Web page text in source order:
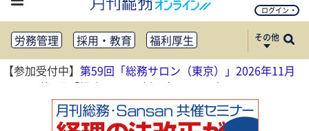
ログイン
労務管理 採用・教育
福利厚生
健康経営
働き方改革
法務・コンプライアンス
リスクマネジメント・BCP
社外・社内広報
その他
【参加受付中】 第59回「総務サロン（東京）」2026年11月
第4回「総務サロン（大阪）」2026年11月17日